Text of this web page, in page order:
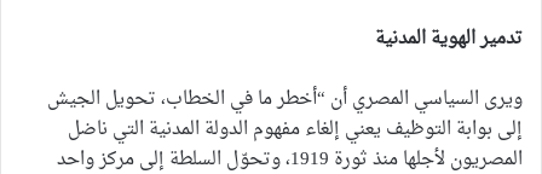
تدمير الهوية المدنية
ويرى السياسي المصري أن “أخطر ما في الخطاب، تحويل الجيش
إلى بوابة التوظيف يعني إلغاء مفهوم الدولة المدنية التي ناضل
المصريون لأجلها منذ ثورة 1919، وتحوّل السلطة إلى مركز واحد